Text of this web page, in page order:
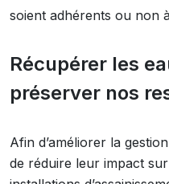
soient adhérents ou non
Récupérer les
préserver nos
Afin d’améliorer la
de réduire leur impact